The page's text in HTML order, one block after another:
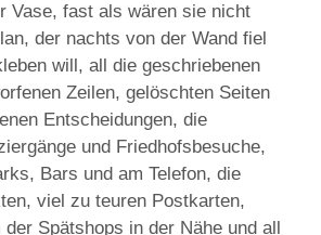
Vase, fast als wären sie nicht
der nachts von der Wand fiel
will, all die geschriebenen
Zeilen, gelöschten Seiten
Entscheidungen, die
und Friedhofsbesuche,
Bars und am Telefon, die
viel zu teuren Postkarten,
Spätshops in der Nähe und all